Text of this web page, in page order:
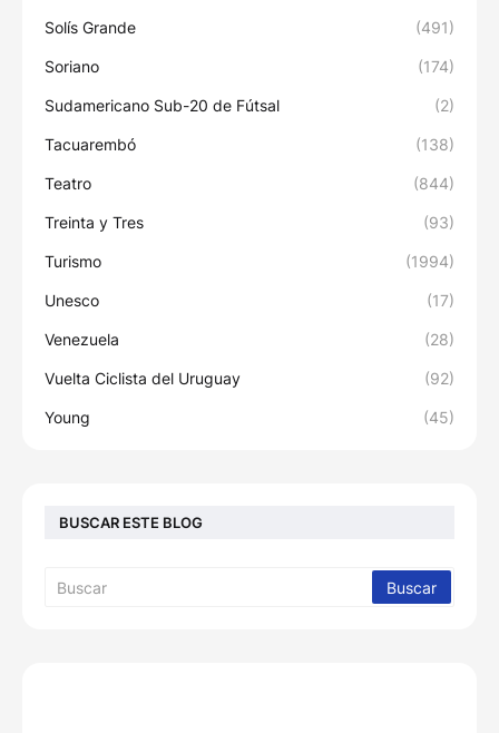
Solís Grande (491)
Soriano (174)
Sudamericano Sub-20 de Fútsal (2)
Tacuarembó (138)
Teatro (844)
Treinta y Tres (93)
Turismo (1994)
Unesco (17)
Venezuela (28)
Vuelta Ciclista del Uruguay (92)
Young (45)
BUSCAR ESTE BLOG